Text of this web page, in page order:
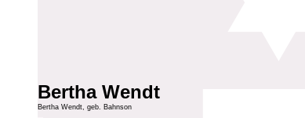
Bertha Wendt
Bertha Wendt, geb. Bahnson